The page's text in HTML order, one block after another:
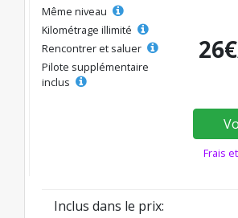
Même niveau
Kilométrage illimité
Rencontrer et saluer
Pilote supplémentaire
inclus
Frais
Inclus dans le prix: